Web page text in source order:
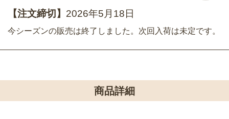
【注文締切】 2026年5月18日
今シーズンの販売は終了しました。次回入荷は未定です。
商品詳細